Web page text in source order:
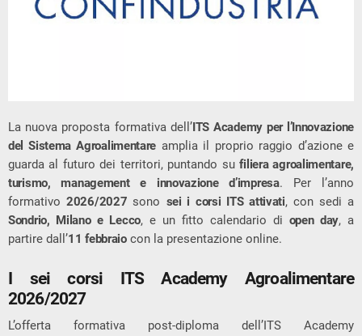
La nuova proposta formativa dell’ITS Academy per l’Innovazione
del Sistema Agroalimentare amplia il proprio raggio d’azione e
guarda al futuro dei territori, puntando sufiliera agroalimentare,
turismo, management e innovazione d’impresa. Per l’anno
formativo2026/2027 sono sei i corsi ITS attivati, con sedi a
Sondrio, Milano e Lecco, e un fitto calendario di open day, a
partire dall’11 febbraiocon la presentazione online.
I sei corsi ITS Academy Agroalimentare
2026/2027
L’offerta formativa post-diploma dell’ITS Academy